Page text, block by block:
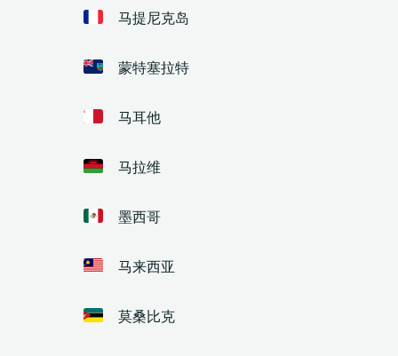
马提尼克岛
蒙特塞拉特
马耳他
马拉维
墨西哥
马来西亚
莫桑比克